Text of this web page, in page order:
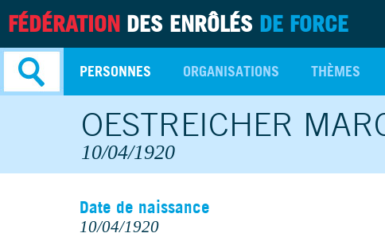
FÉDÉRATION DES ENRÔLÉS DE FORCE
PERSONNES ORGANISATIONS THÈMES
OESTREICHER
10/04/1920
Date de naissance
10/04/1920